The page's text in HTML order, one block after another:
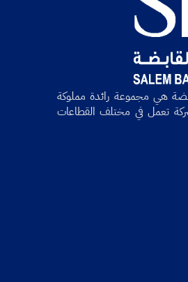
هي مجموعة رائدة مملوكة
تضم أكثر من 20 شركة تعمل في مختلف القطاعات